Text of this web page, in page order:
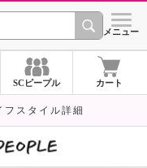
シメニュー
SCピープル カート
フスタイル詳細